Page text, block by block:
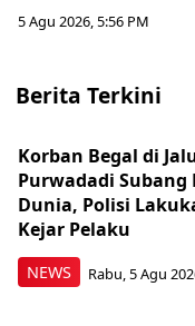
5 Agu 2026, 5:56 PM
Berita Terkini
NEWS
Korban Begal di
Purwadadi Subang
Dunia, Polisi
Kejar Pelaku
Rabu, 5 Agu